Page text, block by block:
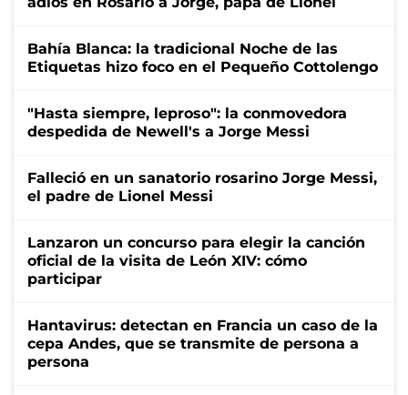
Bahía Blanca: la tradicional Noche de las
Etiquetas hizo foco en el Pequeño Cottolengo
"Hasta siempre, leproso": la conmovedora
despedida de Newell's a Jorge Messi
Falleció en un sanatorio rosarino Jorge Messi,
el padre de Lionel Messi
Lanzaron un concurso para elegir la canción
oficial de la visita de León XIV: cómo
participar
Hantavirus: detectan en Francia un caso de la
cepa Andes, que se transmite de persona a
persona